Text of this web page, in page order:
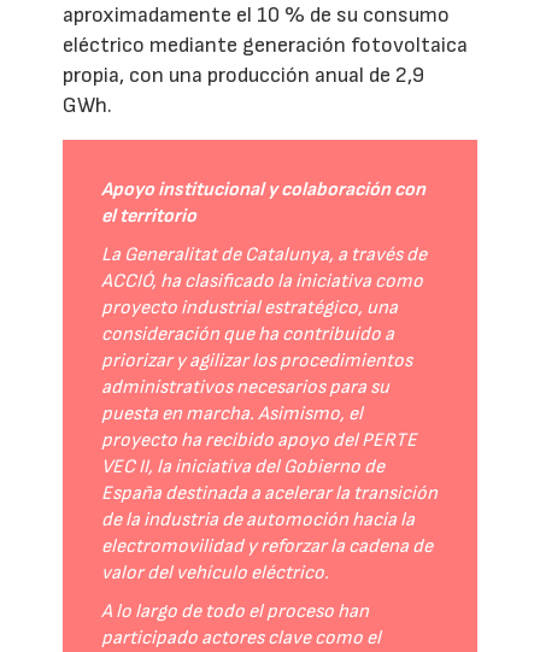
aproximadamente el 10 % de su consumo
eléctrico mediante generación fotovoltaica
propia, con una producción anual de 2,9
GWh.
Apoyo institucional y colaboración con
el territorio
La Generalitat de Catalunya, a través de
ACCIÓ, ha clasificado la iniciativa como
proyecto industrial estratégico, una
consideración que ha contribuido a
priorizar y agilizar los procedimientos
administrativos necesarios para su
puesta en marcha. Asimismo, el
proyecto ha recibido apoyo del PERTE
VEC II, la iniciativa del Gobierno de
España destinada a acelerar la transición
de la industria de automoción hacia la
electromovilidad y reforzar la cadena de
valor del vehículo eléctrico.
A lo largo de todo el proceso han
participado actores clave como el